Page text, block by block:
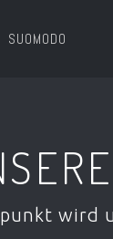
SUOMODO
wird